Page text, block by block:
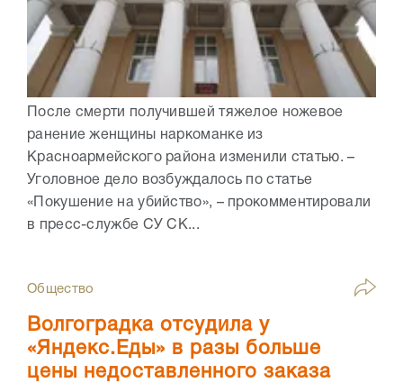
После смерти получившей тяжелое ножевое
ранение женщины наркоманке из
Красноармейского района изменили статью. –
Уголовное дело возбуждалось по статье
«Покушение на убийство», – прокомментировали
в пресс-службе СУ СК...
Общество
Волгоградка отсудила у
«Яндекс.Еды» в разы больше
цены недоставленного заказа